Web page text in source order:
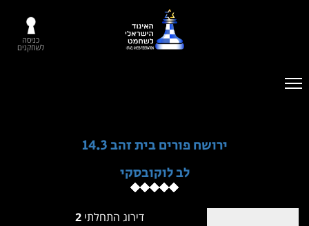
כניסה
לשחקנים
ירושח פורים בית זהב 14.3
לב לוקובסקי
דירוג התחלתי